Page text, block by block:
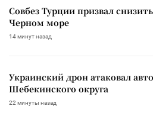
Совбез Турции призвал
Черном море
14 минут назад
Украинский дрон атаковал
Шебекинского округа
22 минуты назад